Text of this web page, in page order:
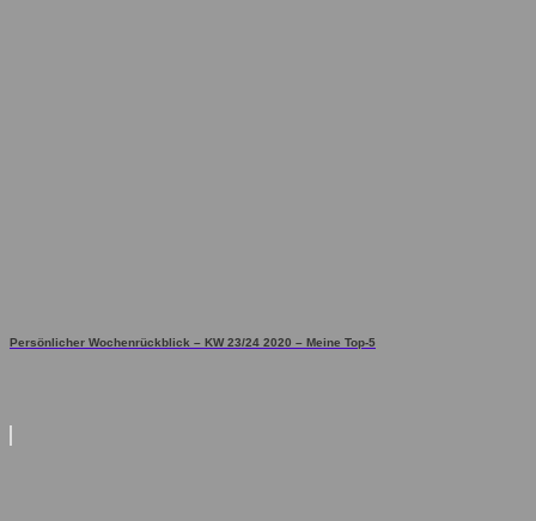
Persönlicher Wochenrückblick – KW 23/24 2020 – Meine Top-5